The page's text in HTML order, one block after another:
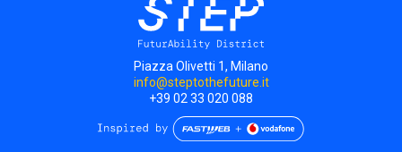
Piazza Olivetti 1, Milano
info@steptothefuture.it
+39 02 33 020 088